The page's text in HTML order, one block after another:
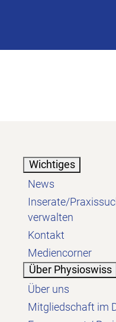
Wichtiges
News
Inserate/
verwalten
Kontakt
Mediencorner
Über Physioswiss
Über uns
Mitgliedschaft im